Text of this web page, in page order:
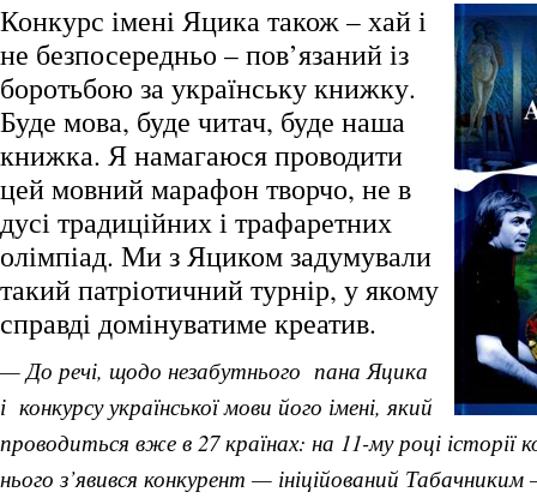
Конкурс імені Яцика також – хай і
не безпосередньо – пов’язаний із
боротьбою за українську книжку.
Буде мова, буде читач, буде наша
книжка. Я намагаюся проводити
цей мовний марафон творчо, не в
дусі традиційних і трафаретних
олімпіад. Ми з Яциком задумували
такий патріотичний турнір, у якому
справді домінуватиме креатив.
— До речі, щодо незабутнього пана Яцика
і конкурсу української мови його імені, який
проводиться вже в 27 країнах: на 11-му році історії
нього з’явився конкурент — ініційований